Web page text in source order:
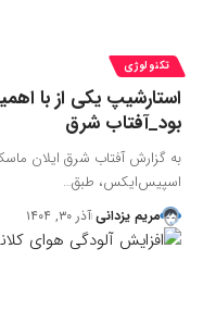
تکنولوژی
استارشیپ یکی از با
بود_آفتاب شرق
به گزارش آفتاب شرق ایلان
اسپیس‌ایکس، طبق…
مریم یزدانی آذر ۳۰, ۱۴۰۴